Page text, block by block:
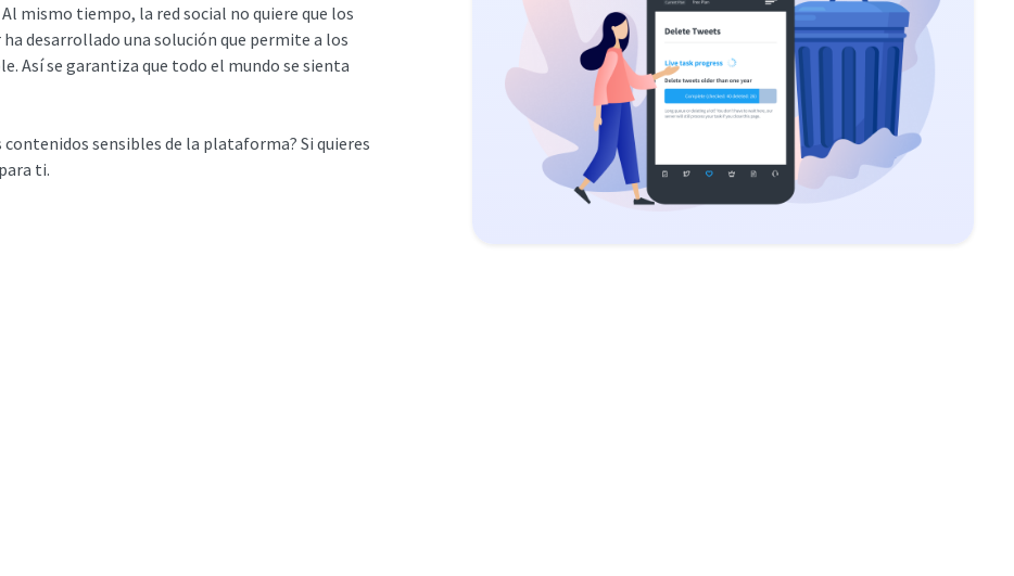
mismo tiempo, la red social no quiere que los
desarrollado una solución que permite a los
Así se garantiza que todo el mundo se sienta
sensibles de la plataforma? Si quieres
ti.